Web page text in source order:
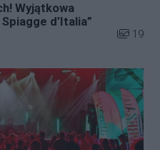
Wyjątkowa
d’Italia”
Liczba
19